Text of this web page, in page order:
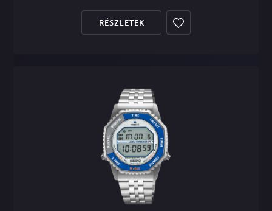
RÉSZLETEK